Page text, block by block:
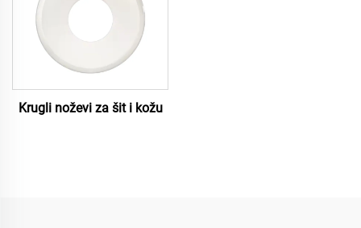
Krugli noževi za šit i kožu